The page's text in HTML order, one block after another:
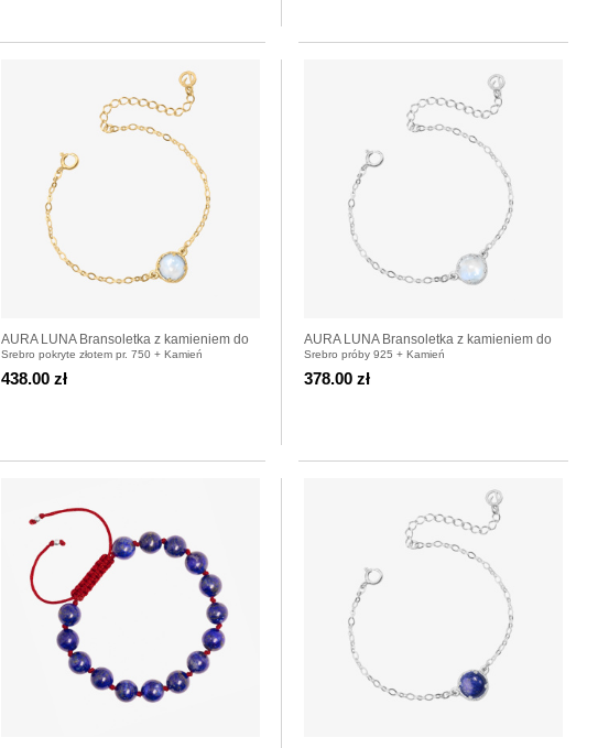
AURA LUNA Bransoletka z kamieniem do
wyboru pozłacana
Srebro pokryte złotem pr. 750 + Kamień
438.00 zł
AURA LUNA Bransoletka z kamieniem do
wyboru srebrna
Srebro próby 925 + Kamień
378.00 zł